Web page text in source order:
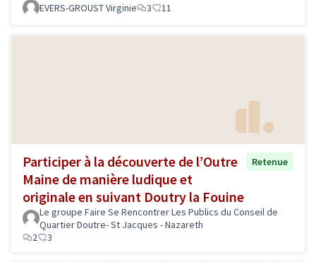
EVERS-GROUST Virginie 3 11
Participer à la découverte de l’Outre
Maine de manière ludique et
originale en suivant Doutry la Fouine
Retenue
Le groupe Faire Se Rencontrer Les Publics du Conseil de
Quartier Doutre- St Jacques - Nazareth
2
3